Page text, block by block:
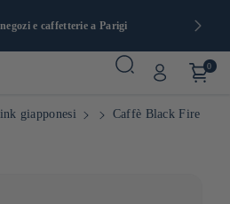
e caffetterie a Parigi
0
giapponesi
Caffè Black Fire